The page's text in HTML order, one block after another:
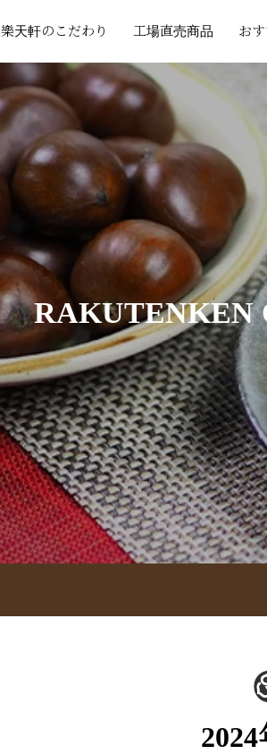
樂天軒のこだわり 工場直売商品 お
RAKUTENKEN
2024